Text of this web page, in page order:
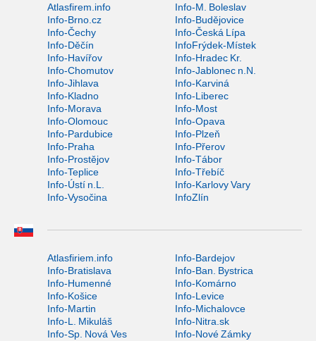
Atlasfirem.info
Info-M. Boleslav
Info-Brno.cz
Info-Budějovice
Info-Čechy
Info-Česká Lípa
Info-Děčín
InfoFrýdek-Místek
Info-Havířov
Info-Hradec Kr.
Info-Chomutov
Info-Jablonec n.N.
Info-Jihlava
Info-Karviná
Info-Kladno
Info-Liberec
Info-Morava
Info-Most
Info-Olomouc
Info-Opava
Info-Pardubice
Info-Plzeň
Info-Praha
Info-Přerov
Info-Prostějov
Info-Tábor
Info-Teplice
Info-Třebíč
Info-Ústí n.L.
Info-Karlovy Vary
Info-Vysočina
InfoZlín
Atlasfiriem.info
Info-Bardejov
Info-Bratislava
Info-Ban. Bystrica
Info-Humenné
Info-Komárno
Info-Košice
Info-Levice
Info-Martin
Info-Michalovce
Info-L. Mikuláš
Info-Nitra.sk
Info-Sp. Nová Ves
Info-Nové Zámky